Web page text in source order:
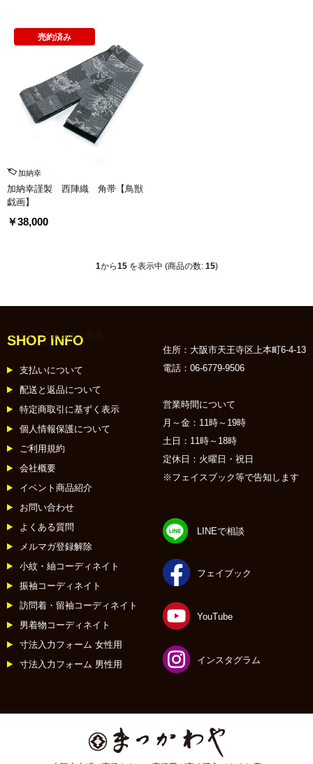
加納幸
加納幸謹製 西陣織 角帯【鳥獣
戯画】
￥38,000
売約済み
1から15を表示中 (商品の数: 15)
ホーム::男きもの:: 角帯
SHOP INFO
支払いについて
配送と返品について
特定商取引に基ずく表示
個人情報保護について
ご利用規約
会社概要
イベント商品紹介
お問い合わせ
よくある質問
メルマガ登録解除
小紋・紬コーディネイト
振袖コーディネイト
訪問着・留袖コーディネイト
男着物コーディネイト
寸法入力フォーム 女性用
寸法入力フォーム 男性用
住所：大阪市天王寺区上本町6-4-13
電話：06-6779-9506
営業時間について
月～金：11時～19時
土日：11時～18時
定休日：火曜日・祝日
※フェイスブック等で告知します
LINEで相談
フェイブック
YouTube
インスタグラム